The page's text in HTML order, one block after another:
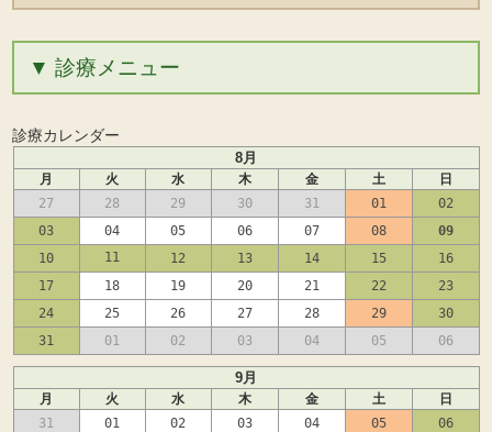
診療メニュー
診療カレンダー
8月
月 火 水 木 金 土
日
27
28 29 30 31 01
02
03
04 05 06 07 08
09
10
11 12 13 14 15
16
17
18 19 20 21 22
23
24
25 26 27 28 29
30
31
01 02 03 04 05 06
9月
月 火 水 木 金 土
日
31
01 02 03 04 05
06